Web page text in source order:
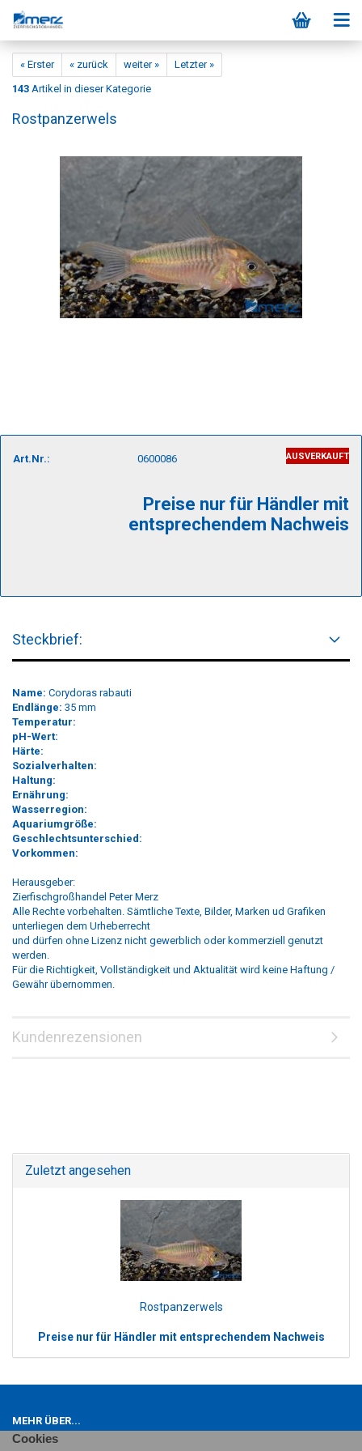
Cookies
« Erster « zurück weiter »
Letzter »
143 Artikel in dieser Kategorie
Rostpanzerwels
AUSVERKAUFT
Art.Nr.: 0600086
Preise nur für Händler mit
entsprechendem Nachweis
Steckbrief:
Name: Corydoras rabauti
Endlänge: 35 mm
Temperatur:
pH-Wert:
Härte:
Sozialverhalten:
Haltung:
Ernährung:
Wasserregion:
Aquariumgröße:
Geschlechtsunterschied:
Vorkommen:
Herausgeber:
Zierfischgroßhandel Peter Merz
Alle Rechte vorbehalten. Sämtliche Texte, Bilder, Marken ud Grafiken
unterliegen dem Urheberrecht
und dürfen ohne Lizenz nicht gewerblich oder kommerziell genutzt
werden.
Für die Richtigkeit, Vollständigkeit und Aktualität wird keine Haftung /
Gewähr übernommen.
Kundenrezensionen
Zuletzt angesehen
Rostpanzerwels
Preise nur für Händler mit entsprechendem Nachweis
MEHR ÜBER...
Impressum